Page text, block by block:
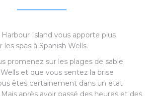
Island vous apporte plus
les spas à Spanish Wells.
promenez sur les plages de sable
et que vous sentez la brise
êtes certainement dans un état
après avoir passé des heures et des